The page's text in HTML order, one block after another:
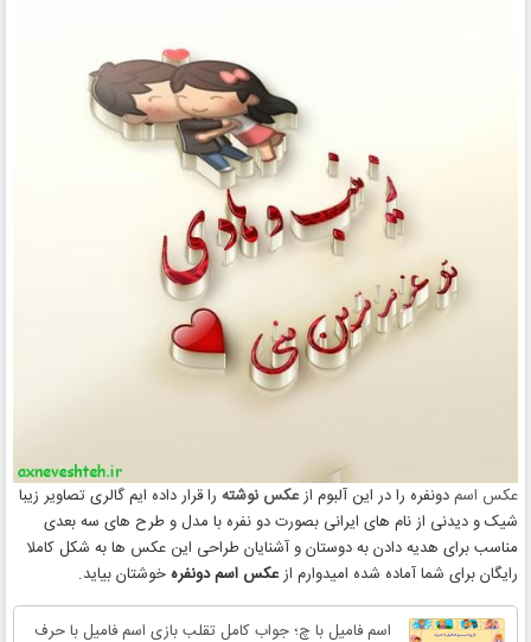
عکس اسم دونفره را در این آلبوم از عکس نوشته را قرار داده ایم گالری تصاویر زیبا
شیک و دیدنی از نام های ایرانی بصورت دو نفره با مدل و طرح های سه بعدی
مناسب برای هدیه دادن به دوستان و آشنایان طراحی این عکس ها به شکل کاملا
رایگان برای شما آماده شده امیدوارم ازعکس اسم دونفره خوشتان بیاید.
اسم فامیل با چ؛ جواب کامل تقلب بازی اسم فامیل با حرف